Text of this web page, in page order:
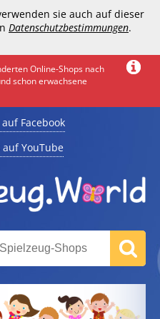
sie auch auf dieser
Datenschutzbestimmungen.
Online-Shops nach
schon erwachsene
Facebook
auf YouTube